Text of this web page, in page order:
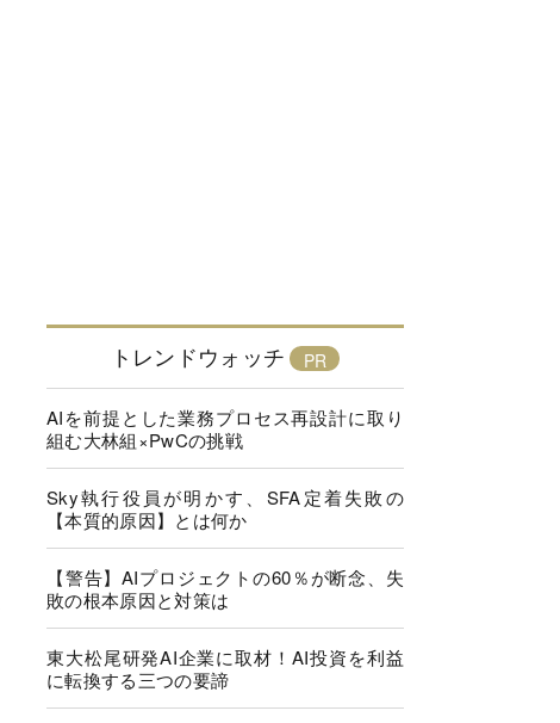
トレンドウォッチ
AIを前提とした業務プロセス再設計に取り
組む大林組×PwCの挑戦
Sky執行役員が明かす、SFA定着失敗の
【本質的原因】とは何か
【警告】AIプロジェクトの60％が断念、失
敗の根本原因と対策は
東大松尾研発AI企業に取材！AI投資を利益
に転換する三つの要諦